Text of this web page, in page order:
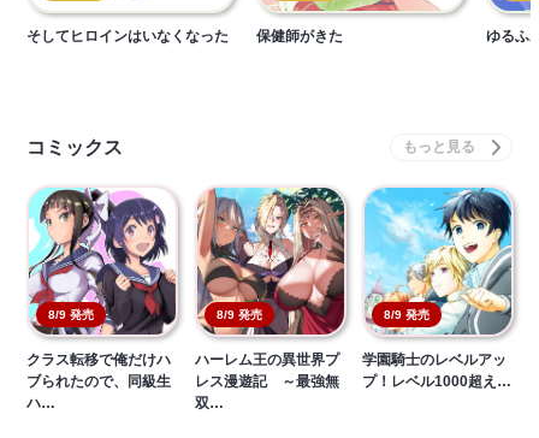
そしてヒロインはいなくなった 保健師がきた ゆるふ
コミックス
8/9 発売
クラス転移で俺だけハ
ブられたので、同級生
ハ…
8/9 発売
ハーレム王の異世界プ
レス漫遊記 ～最強無
双…
8/9 発売
学園騎士のレベルアッ
プ！レベル1000超え…